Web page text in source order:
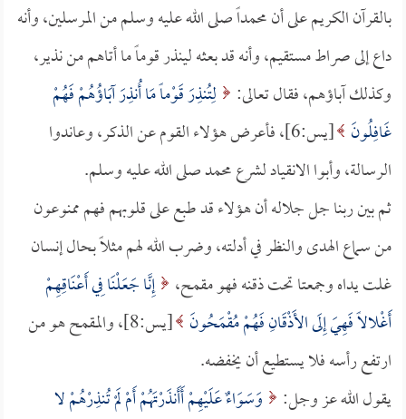
بالقرآن الكريم على أن محمداً صلى الله عليه وسلم من المرسلين، وأنه
داع إلى صراط مستقيم، وأنه قد بعثه لينذر قوماً ما أتاهم من نذير،
وكذلك آباؤهم، فقال تعالى:
لِتُنذِرَ قَوْماً مَا أُنذِرَ آبَاؤُهُمْ فَهُمْ
غَافِلُونَ
[يس:6]، فأعرض هؤلاء القوم عن الذكر، وعاندوا
الرسالة، وأبوا الانقياد لشرع محمد صلى الله عليه وسلم.
ثم بين ربنا جل جلاله أن هؤلاء قد طبع على قلوبهم فهم ممنوعون
من سماع الهدى والنظر في أدلته، وضرب الله لهم مثلاً بحال إنسان
غلت يداه وجمعتا تحت ذقنه فهو مقمح، إِنَّا جَعَلْنَا فِي أَعْنَاقِهِمْ
أَغْلالاً فَهِيَ إِلَى الأَذْقَانِ فَهُمْ مُقْمَحُونَ
[يس:8]، والمقمح هو من
ارتفع رأسه فلا يستطيع أن يخفضه.
يقول الله عز وجل:
وَسَوَاءٌ عَلَيْهِمْ أَأَنذَرْتَهُمْ أَمْ لَمْ تُنذِرْهُمْ لا